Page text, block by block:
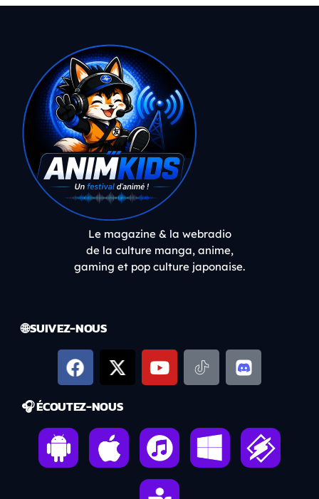
Le magazine & la webradio
de la culture manga, anime,
gaming et pop culture japonaise.
🌐 SUIVEZ-NOUS
🎧 ÉCOUTEZ-NOUS